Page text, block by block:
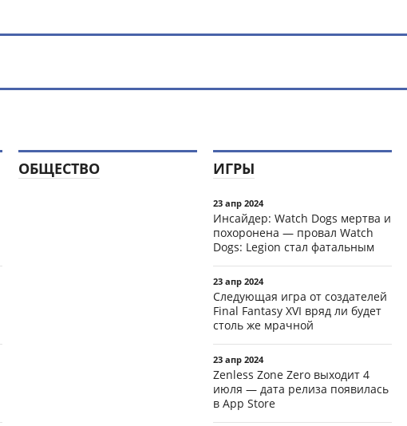
ОБЩЕСТВО ИГРЫ
23 апр 2024
Инсайдер: Watch Dogs мертва и
похоронена — провал Watch
Dogs: Legion стал фатальным
23 апр 2024
Следующая игра от создателей
Final Fantasy XVI вряд ли будет
столь же мрачной
23 апр 2024
Zenless Zone Zero выходит 4
июля — дата релиза появилась
в App Store